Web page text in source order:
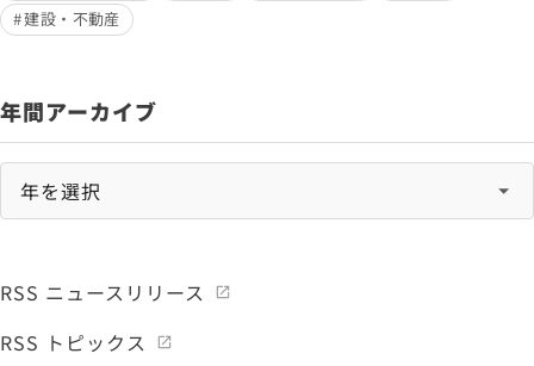
建設・不動産
年間アーカイブ
RSS ニュースリリース
RSS トピックス